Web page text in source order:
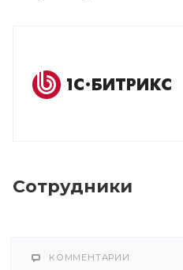
Сотрудники
КОММЕНТАРИИ